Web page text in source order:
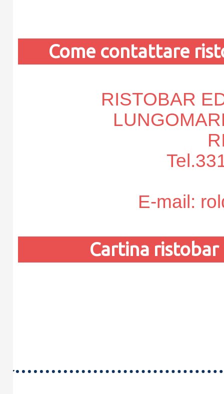
Come contattare
RISTOBAR
E-mail:
Cartina ristobar